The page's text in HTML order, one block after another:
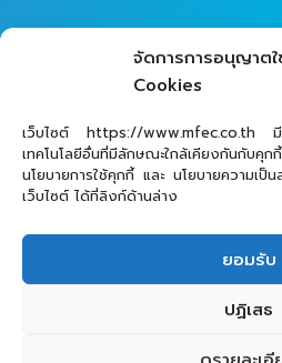
จัดการการอนุญาตใ
Cookies
เว็บไซต์ https://www.mfec.co.th มี
เทคโนโลยีอื่นที่มีลักษณะใกล้เคียงกันกับคุก
นโยบายการใช้คุกกี้ และ นโยบายความเ
เว็บไซต์ ได้ที่ลิงก์ด้านล่าง
ยอมรับ
ปฏิเสธ
02 - 821 - 7979